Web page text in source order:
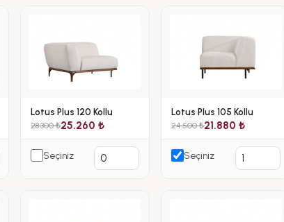
Lotus Plus 120 Kollu
28.300 ₺25.260 ₺
Seçiniz
Lotus Plus 105 Kollu
24.500 ₺21.880 ₺
Seçiniz